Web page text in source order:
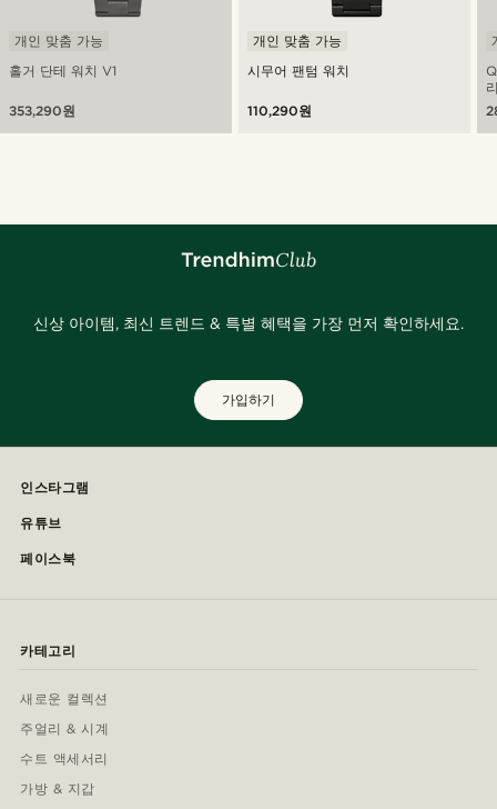
홀거 단테 워치 V1
개인 맞춤 가능
353,290원
시무어 팬텀 워치
개인 맞춤 가능
110,290원
신상 아이템, 최신 트렌드 & 특별 혜택을 가장 먼저 확인하세요.
가입하기
인스타그램
유튜브
페이스북
카테고리
새로운 컬렉션
주얼리 & 시계
수트 액세서리
가방 & 지갑